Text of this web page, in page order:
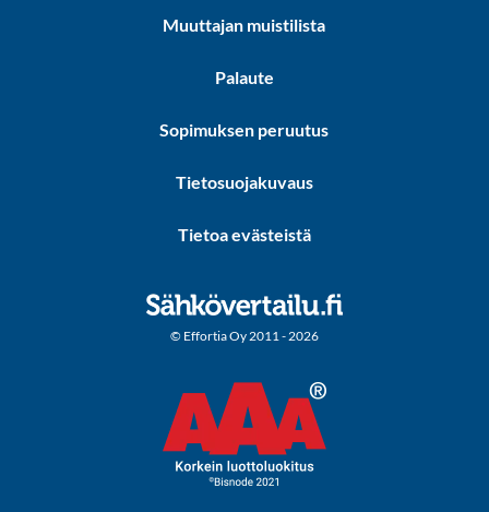
Muuttajan muistilista
Palaute
Sopimuksen peruutus
Tietosuojakuvaus
Tietoa evästeistä
© Effortia Oy 2011 - 2026